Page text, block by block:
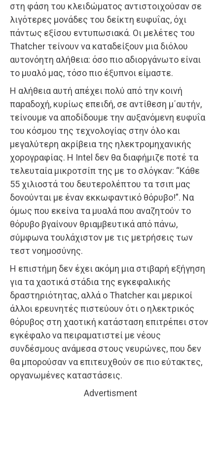
στη φάση του κλειδώματος αντιστοιχούσαν σε
λιγότερες μονάδες του δείκτη ευφυΐας, όχι
πάντως εξίσου εντυπωσιακά. Οι μελέτες του
Thatcher τείνουν να καταδείξουν μια διόλου
αυτονόητη αλήθεια: όσο πιο αδιοργάνωτο είναι
το μυαλό μας, τόσο πιο έξυπνοι είμαστε.
Η αλήθεια αυτή απέχει πολύ από την κοινή
παραδοχή, κυρίως επειδή, σε αντίθεση μ΄αυτήν,
τείνουμε να αποδίδουμε την αυξανόμενη ευφυΐα
του κόσμου της τεχνολογίας στην όλο και
μεγαλύτερη ακρίβεια της ηλεκτρομηχανικής
χορογραφίας. Η Intel δεν θα διαφήμιζε ποτέ τα
τελευταία μικροτσίπ της με το σλόγκαν: “Κάθε
55 χιλιοστά του δευτερολέπτου τα τσιπ μας
δονούνται με έναν εκκωφαντικό θόρυβο!”. Να
όμως που εκείνα τα μυαλά που αναζητούν το
θόρυβο βγαίνουν θριαμβευτικά από πάνω,
σύμφωνα τουλάχιστον με τις μετρήσεις των
τεστ νοημοσύνης.
Η επιστήμη δεν έχει ακόμη μια στιβαρή εξήγηση
για τα χαοτικά στάδια της εγκεφαλικής
δραστηριότητας, αλλά ο Thatcher και μερικοί
άλλοι ερευνητές πιστεύουν ότι ο ηλεκτρικός
θόρυβος στη χαοτική κατάσταση επιτρέπει στον
εγκέφαλο να πειραματιστεί με νέους
συνδέσμους ανάμεσα στους νευρώνες, που δεν
θα μπορούσαν να επιτευχθούν σε πιο εύτακτες,
οργανωμένες καταστάσεις.
Advertisment